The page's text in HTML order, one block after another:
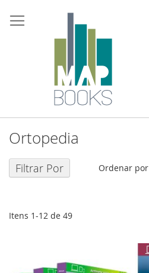
para
o
Ortopedia
Itens 1-12 de 49
Ordenar por
Filtrar Por